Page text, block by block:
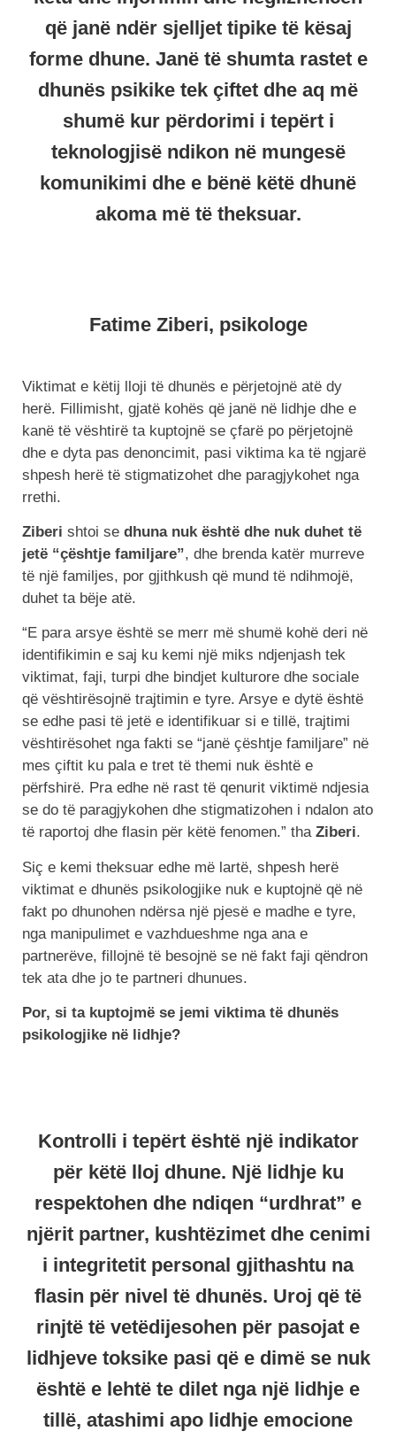
që janë ndër sjelljet tipike të kësaj
forme dhune. Janë të shumta rastet e
dhunës psikike tek çiftet dhe aq më
shumë kur përdorimi i tepërt i
teknologjisë ndikon në mungesë
komunikimi dhe e bënë këtë dhunë
akoma më të theksuar.
Fatime Ziberi, psikologe
Viktimat e këtij lloji të dhunës e përjetojnë atë dy
herë. Fillimisht, gjatë kohës që janë në lidhje dhe e
kanë të vështirë ta kuptojnë se çfarë po përjetojnë
dhe e dyta pas denoncimit, pasi viktima ka të ngjarë
shpesh herë të stigmatizohet dhe paragjykohet nga
rrethi.
Ziberi shtoi se dhuna nuk është dhe nuk duhet të
jetë “çështje familjare”, dhe brenda katër murreve
të një familjes, por gjithkush që mund të ndihmojë,
duhet ta bëje atë.
“E para arsye është se merr më shumë kohë deri në
identifikimin e saj ku kemi një miks ndjenjash tek
viktimat, faji, turpi dhe bindjet kulturore dhe sociale
që vështirësojnë trajtimin e tyre. Arsye e dytë është
se edhe pasi të jetë e identifikuar si e tillë, trajtimi
vështirësohet nga fakti se “janë çështje familjare” në
mes çiftit ku pala e tret të themi nuk është e
përfshirë. Pra edhe në rast të qenurit viktimë ndjesia
se do të paragjykohen dhe stigmatizohen i ndalon ato
të raportoj dhe flasin për këtë fenomen.” tha Ziberi.
Siç e kemi theksuar edhe më lartë, shpesh herë
viktimat e dhunës psikologjike nuk e kuptojnë që në
fakt po dhunohen ndërsa një pjesë e madhe e tyre,
nga manipulimet e vazhdueshme nga ana e
partnerëve, fillojnë të besojnë se në fakt faji qëndron
tek ata dhe jo te partneri dhunues.
Por, si ta kuptojmë se jemi viktima të dhunës
psikologjike në lidhje?
Kontrolli i tepërt është një indikator
për këtë lloj dhune. Një lidhje ku
respektohen dhe ndiqen “urdhrat” e
njërit partner, kushtëzimet dhe cenimi
i integritetit personal gjithashtu na
flasin për nivel të dhunës. Uroj që të
rinjtë të vetëdijesohen për pasojat e
lidhjeve toksike pasi që e dimë se nuk
është e lehtë te dilet nga një lidhje e
tillë, atashimi apo lidhje emocione